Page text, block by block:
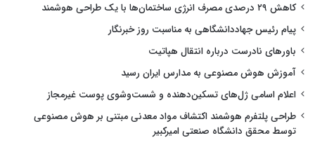
کاهش ۲۹ درصدی مصرف انرژی ساختمان‌ها با یک طراحی هوشمند
پیام رئیس جهاددانشگاهی به مناسبت روز خبرنگار
باورهای نادرست درباره انتقال هپاتیت
آموزش هوش مصنوعی به مدارس ایران رسید
اعلام اسامی ژل‌های تسکین‌دهنده و شست‌وشوی پوست غیرمجاز
طراحی پلتفرم هوشمند اکتشاف مواد معدنی مبتنی بر هوش مصنوعی
توسط محقق دانشگاه صنعتی امیرکبیر